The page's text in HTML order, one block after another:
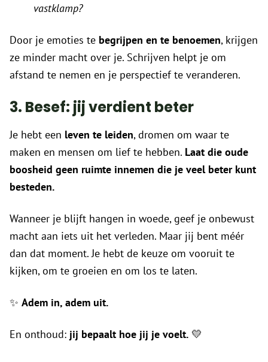
vastklamp?
Door je emoties te begrijpen en te benoemen, krijgen
ze minder macht over je. Schrijven helpt je om
afstand te nemen en je perspectief te veranderen.
3. Besef: jij verdient beter
Je hebt een leven te leiden, dromen om waar te
maken en mensen om lief te hebben. Laat die oude
boosheid geen ruimte innemen die je veel beter kunt
besteden.
Wanneer je blijft hangen in woede, geef je onbewust
macht aan iets uit het verleden. Maar jij bent méér
dan dat moment. Je hebt de keuze om vooruit te
kijken, om te groeien en om los te laten.
✨ Adem in, adem uit.
En onthoud: jij bepaalt hoe jij je voelt. 💛